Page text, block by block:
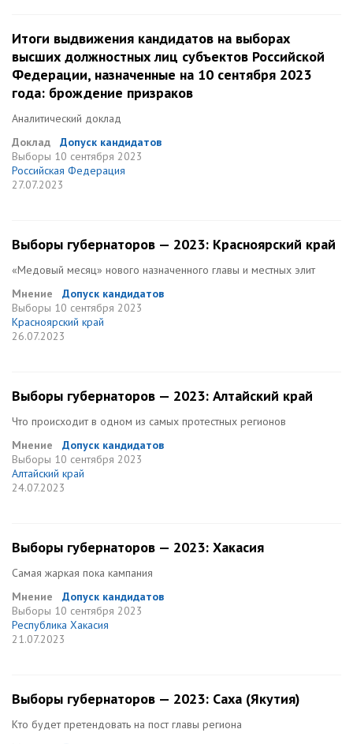
Итоги выдвижения кандидатов на выборах
высших должностных лиц субъектов Российской
Федерации, назначенные на 10 сентября 2023
года: брождение призраков
Аналитический доклад
Доклад
Допуск кандидатов
Выборы 10 сентября 2023
Российская Федерация
27.07.2023
Выборы губернаторов — 2023: Красноярский край
«Медовый месяц» нового назначенного главы и местных элит
Мнение
Допуск кандидатов
Выборы 10 сентября 2023
Красноярский край
26.07.2023
Выборы губернаторов — 2023: Алтайский край
Что происходит в одном из самых протестных регионов
Мнение
Допуск кандидатов
Выборы 10 сентября 2023
Алтайский край
24.07.2023
Выборы губернаторов — 2023: Хакасия
Самая жаркая пока кампания
Мнение
Допуск кандидатов
Выборы 10 сентября 2023
Республика Хакасия
21.07.2023
Выборы губернаторов — 2023: Саха (Якутия)
Кто будет претендовать на пост главы региона